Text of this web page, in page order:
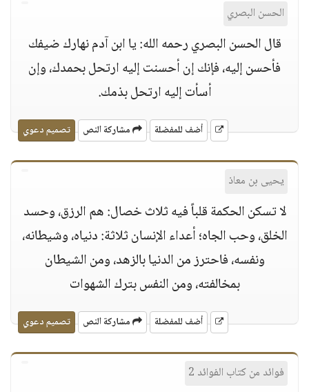
الحسن البصري
قال الحسن البصري رحمه الله: يا ابن آدم نهارك ضيفك
فأحسن إليه، فإنك إن أحسنت إليه ارتحل بحمدك، وإن
أسأت إليه ارتحل بذمك.
أضف للمفضلة مشاركة النص تصميم دعوي
يحيى بن معاذ
لا تسكن الحكمة قلباً فيه ثلاث خصال: هم الرزق، وحسد
الخلق، وحب الجاه؛ أعداء الإنسان ثلاثة: دنياه، وشيطانه،
ونفسه، فاحترز من الدنيا بالزهد، ومن الشيطان
بمخالفته، ومن النفس بترك الشهوات
أضف للمفضلة مشاركة النص تصميم دعوي
فوائد من كتاب الفوائد 2